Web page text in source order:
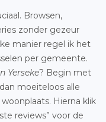
Browsen,
zonder gezeur
manier regel ik het
per gemeente.
Yerseke? Begin met
moeiteloos alle
Hierna klik
reviews” voor de